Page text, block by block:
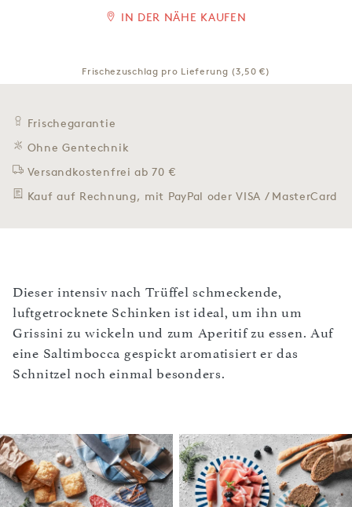
IN DER NÄHE KAUFEN
Frischezuschlag pro Lieferung (3,50 €)
Frischegarantie
Ohne Gentechnik
Versandkostenfrei ab 70 €
Kauf auf Rechnung, mit PayPal oder VISA / MasterCard
Dieser intensiv nach Trüffel schmeckende,
luftgetrocknete Schinken ist ideal, um ihn um
Grissini zu wickeln und zum Aperitif zu essen. Auf
eine Saltimbocca gespickt aromatisiert er das
Schnitzel noch einmal besonders.